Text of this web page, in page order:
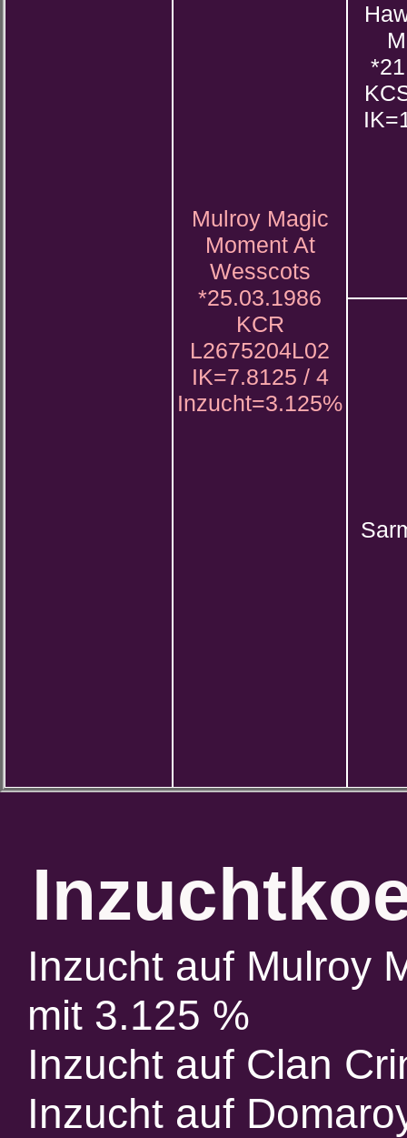
Mulroy Magic
Moment At
Wesscots
*25.03.1986
KCR
L2675204L02
IK=7.8125 / 4
Inzucht=3.125%
Inzucht auf Mulroy
mit 3.125 %
Inzucht auf Clan
Inzucht auf